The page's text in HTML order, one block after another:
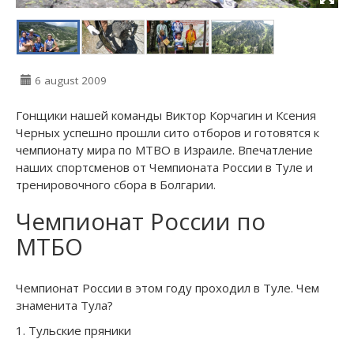
6 august 2009
Гонщики нашей команды Виктор Корчагин и Ксения
Черных успешно прошли сито отборов и готовятся к
чемпионату мира по МТВО в Израиле. Впечатление
наших спортсменов от Чемпионата России в Туле и
тренировочного сбора в Болгарии.
Чемпионат России по
МТБО
Чемпионат России в этом году проходил в Туле. Чем
знаменита Тула?
1. Тульские пряники